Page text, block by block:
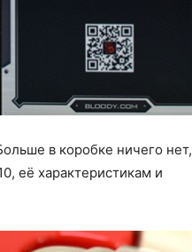
в коробке ничего нет,
её характеристикам и